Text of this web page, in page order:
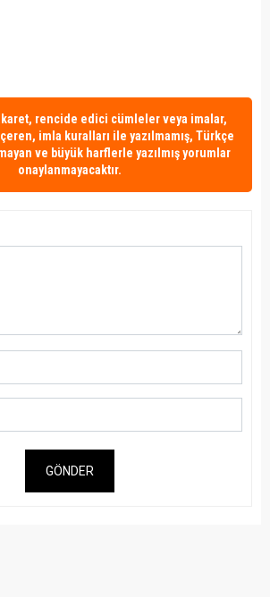
rencide edici cümleler veya imalar,
imla kuralları ile yazılmamış, Türkçe
ve büyük harflerle yazılmış yorumlar
onaylanmayacaktır.
GÖNDER